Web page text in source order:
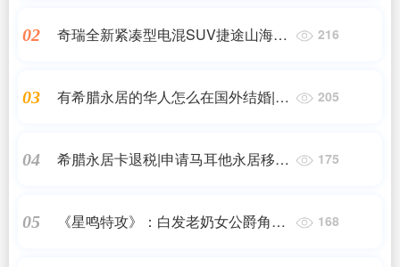
02
奇瑞全新紧凑型电混SUV捷途山海L6
216
03
有希腊永居的华人怎么在国外结婚|如
205
04
希腊永居卡退税|申请马耳他永居移民
175
05
《星鸣特攻》：白发老奶女公爵角色
168